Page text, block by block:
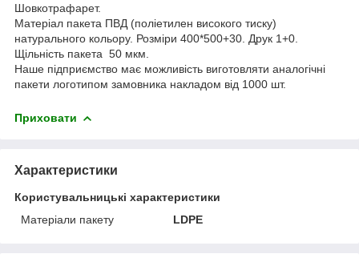
Шовкотрафарет.
Матеріал пакета ПВД (поліетилен високого тиску)
натурального кольору. Розміри 400*500+30. Друк 1+0.
Щільність пакета 50 мкм.
Наше підприємство має можливість виготовляти аналогічні
пакети логотипом замовника накладом від 1000 шт.
Приховати
Характеристики
Користувальницькі характеристики
Матеріали пакету
LDPE